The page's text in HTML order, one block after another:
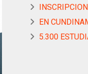
EN
5.300